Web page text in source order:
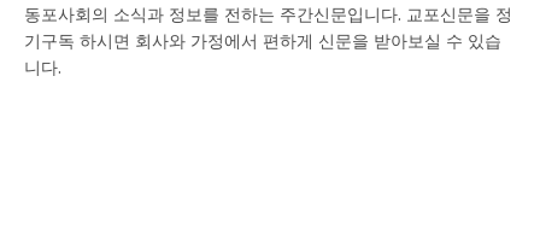
동포사회의 소식과 정보를 전하는 주간신문입니다. 교포신문을 정
기구독 하시면 회사와 가정에서 편하게 신문을 받아보실 수 있습
니다.